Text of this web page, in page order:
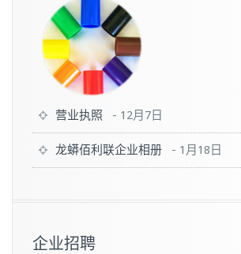
营业执照 - 12月7日
龙蟒佰利联企业相册 - 1月18日
企业招聘